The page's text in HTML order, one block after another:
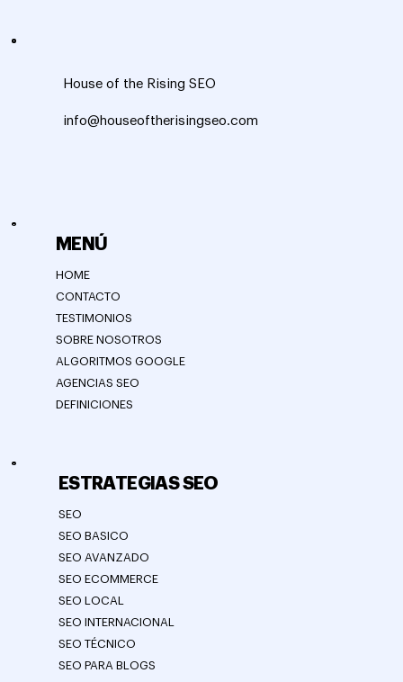
MENÚ
HOME
CONTACTO
TESTIMONIOS
SOBRE NOSOTROS
ALGORITMOS GOOGLE
AGENCIAS SEO
DEFINICIONES
ESTRATEGIAS SEO
SEO
SEO BASICO
SEO AVANZADO
SEO ECOMMERCE
SEO LOCAL
SEO INTERNACIONAL
SEO TÉCNICO
SEO PARA BLOGS
House of the Rising SEO
info@houseoftherisingseo.com